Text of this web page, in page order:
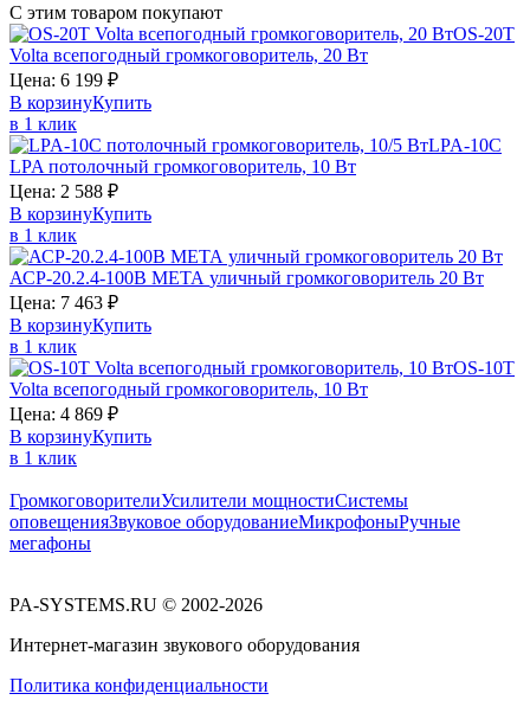
С этим товаром покупают
OS-20T
Volta всепогодный громкоговоритель, 20 Вт
Цена: 6 199 ₽
В корзинуКупить
в 1 клик
LPA-10C
LPA потолочный громкоговоритель, 10 Вт
Цена: 2 588 ₽
В корзинуКупить
в 1 клик
АСР-20.2.4-100В МЕТА уличный громкоговоритель 20 Вт
Цена: 7 463 ₽
В корзинуКупить
в 1 клик
OS-10T
Volta всепогодный громкоговоритель, 10 Вт
Цена: 4 869 ₽
В корзинуКупить
в 1 клик
ГромкоговорителиУсилители мощностиСистемы
оповещенияЗвуковое оборудованиеМикрофоныРучные
мегафоны
PA-SYSTEMS.RU © 2002-2026
Интернет-магазин звукового оборудования
Политика конфиденциальности